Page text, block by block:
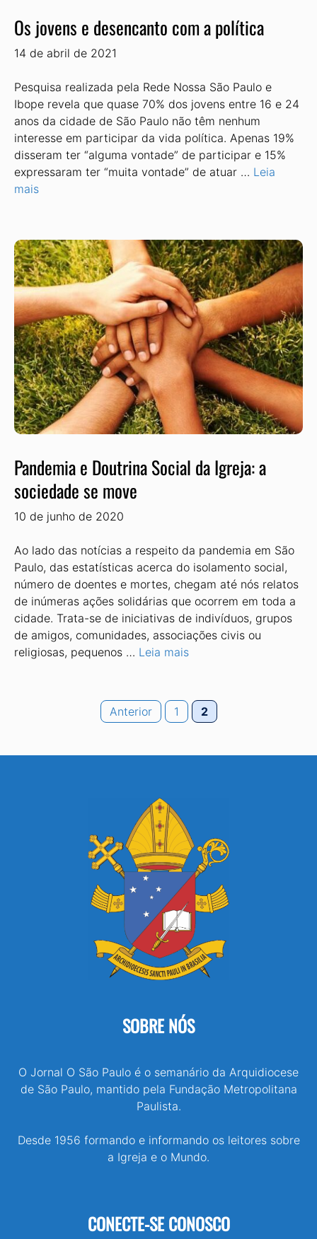
Os jovens e desencanto com a política
14 de abril de 2021
Pesquisa realizada pela Rede Nossa São Paulo e
Ibope revela que quase 70% dos jovens entre 16 e 24
anos da cidade de São Paulo não têm nenhum
interesse em participar da vida política. Apenas 19%
disseram ter “alguma vontade” de participar e 15%
expressaram ter “muita vontade” de atuar … Leia
mais
Pandemia e Doutrina Social da Igreja: a
sociedade se move
10 de junho de 2020
Ao lado das notícias a respeito da pandemia em São
Paulo, das estatísticas acerca do isolamento social,
número de doentes e mortes, chegam até nós relatos
de inúmeras ações solidárias que ocorrem em toda a
cidade. Trata-se de iniciativas de indivíduos, grupos
de amigos, comunidades, associações civis ou
religiosas, pequenos … Leia mais
Anterior Page
1 Page
2
SOBRE NÓS
O Jornal O São Paulo é o semanário da Arquidiocese
de São Paulo, mantido pela Fundação Metropolitana
Paulista.
Desde 1956 formando e informando os leitores sobre
a Igreja e o Mundo.
CONECTE-SE CONOSCO